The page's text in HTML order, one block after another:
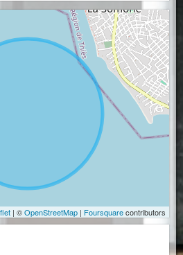
| ©OpenStreetMap | Foursquarecontributors